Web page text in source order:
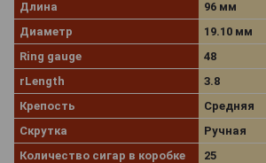
Длина
96 мм
Диаметр
19.10 мм
Ring gauge
48
rLength
3.8
Крепость
Средняя
Скрутка
Ручная
Количество сигар в коробке
25